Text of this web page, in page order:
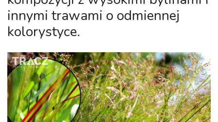
innymi trawami o odmiennej
kolorystyce.